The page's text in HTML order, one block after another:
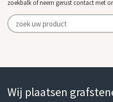
zoekbalk of neem gerust contact met
Wij plaatsen